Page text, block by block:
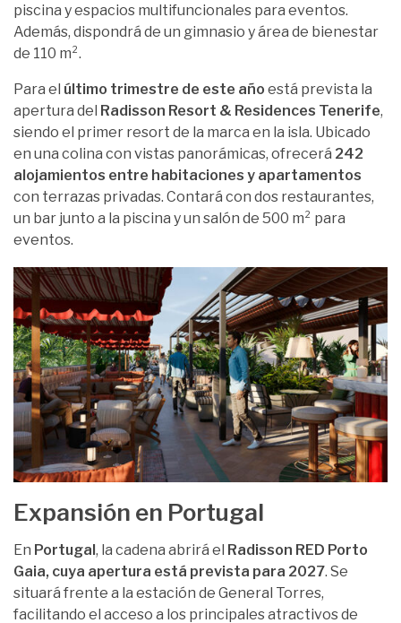
piscina y espacios multifuncionales para eventos.
Además, dispondrá de un gimnasio y área de bienestar
de 110 m².
Para el último trimestre de este año está prevista la
apertura del Radisson Resort & Residences Tenerife,
siendo el primer resort de la marca en la isla. Ubicado
en una colina con vistas panorámicas, ofrecerá 242
alojamientos entre habitaciones y apartamentos
con terrazas privadas. Contará con dos restaurantes,
un bar junto a la piscina y un salón de 500 m² para
eventos.
Expansión en Portugal
En Portugal, la cadena abrirá el Radisson RED Porto
Gaia, cuya apertura está prevista para 2027. Se
situará frente a la estación de General Torres,
facilitando el acceso a los principales atractivos de